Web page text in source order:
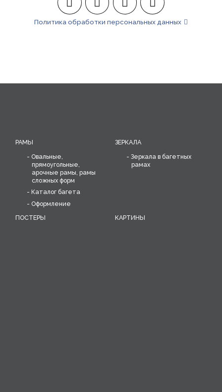
Политика обработки персональных данных
РАМЫ
Овальные,
прямоугольные,
арочные рамы, рамы
сложных форм
Каталог багета
Оформление
ЗЕРКАЛА
Зеркала в багетных
рамах
ПОСТЕРЫ
КАРТИНЫ